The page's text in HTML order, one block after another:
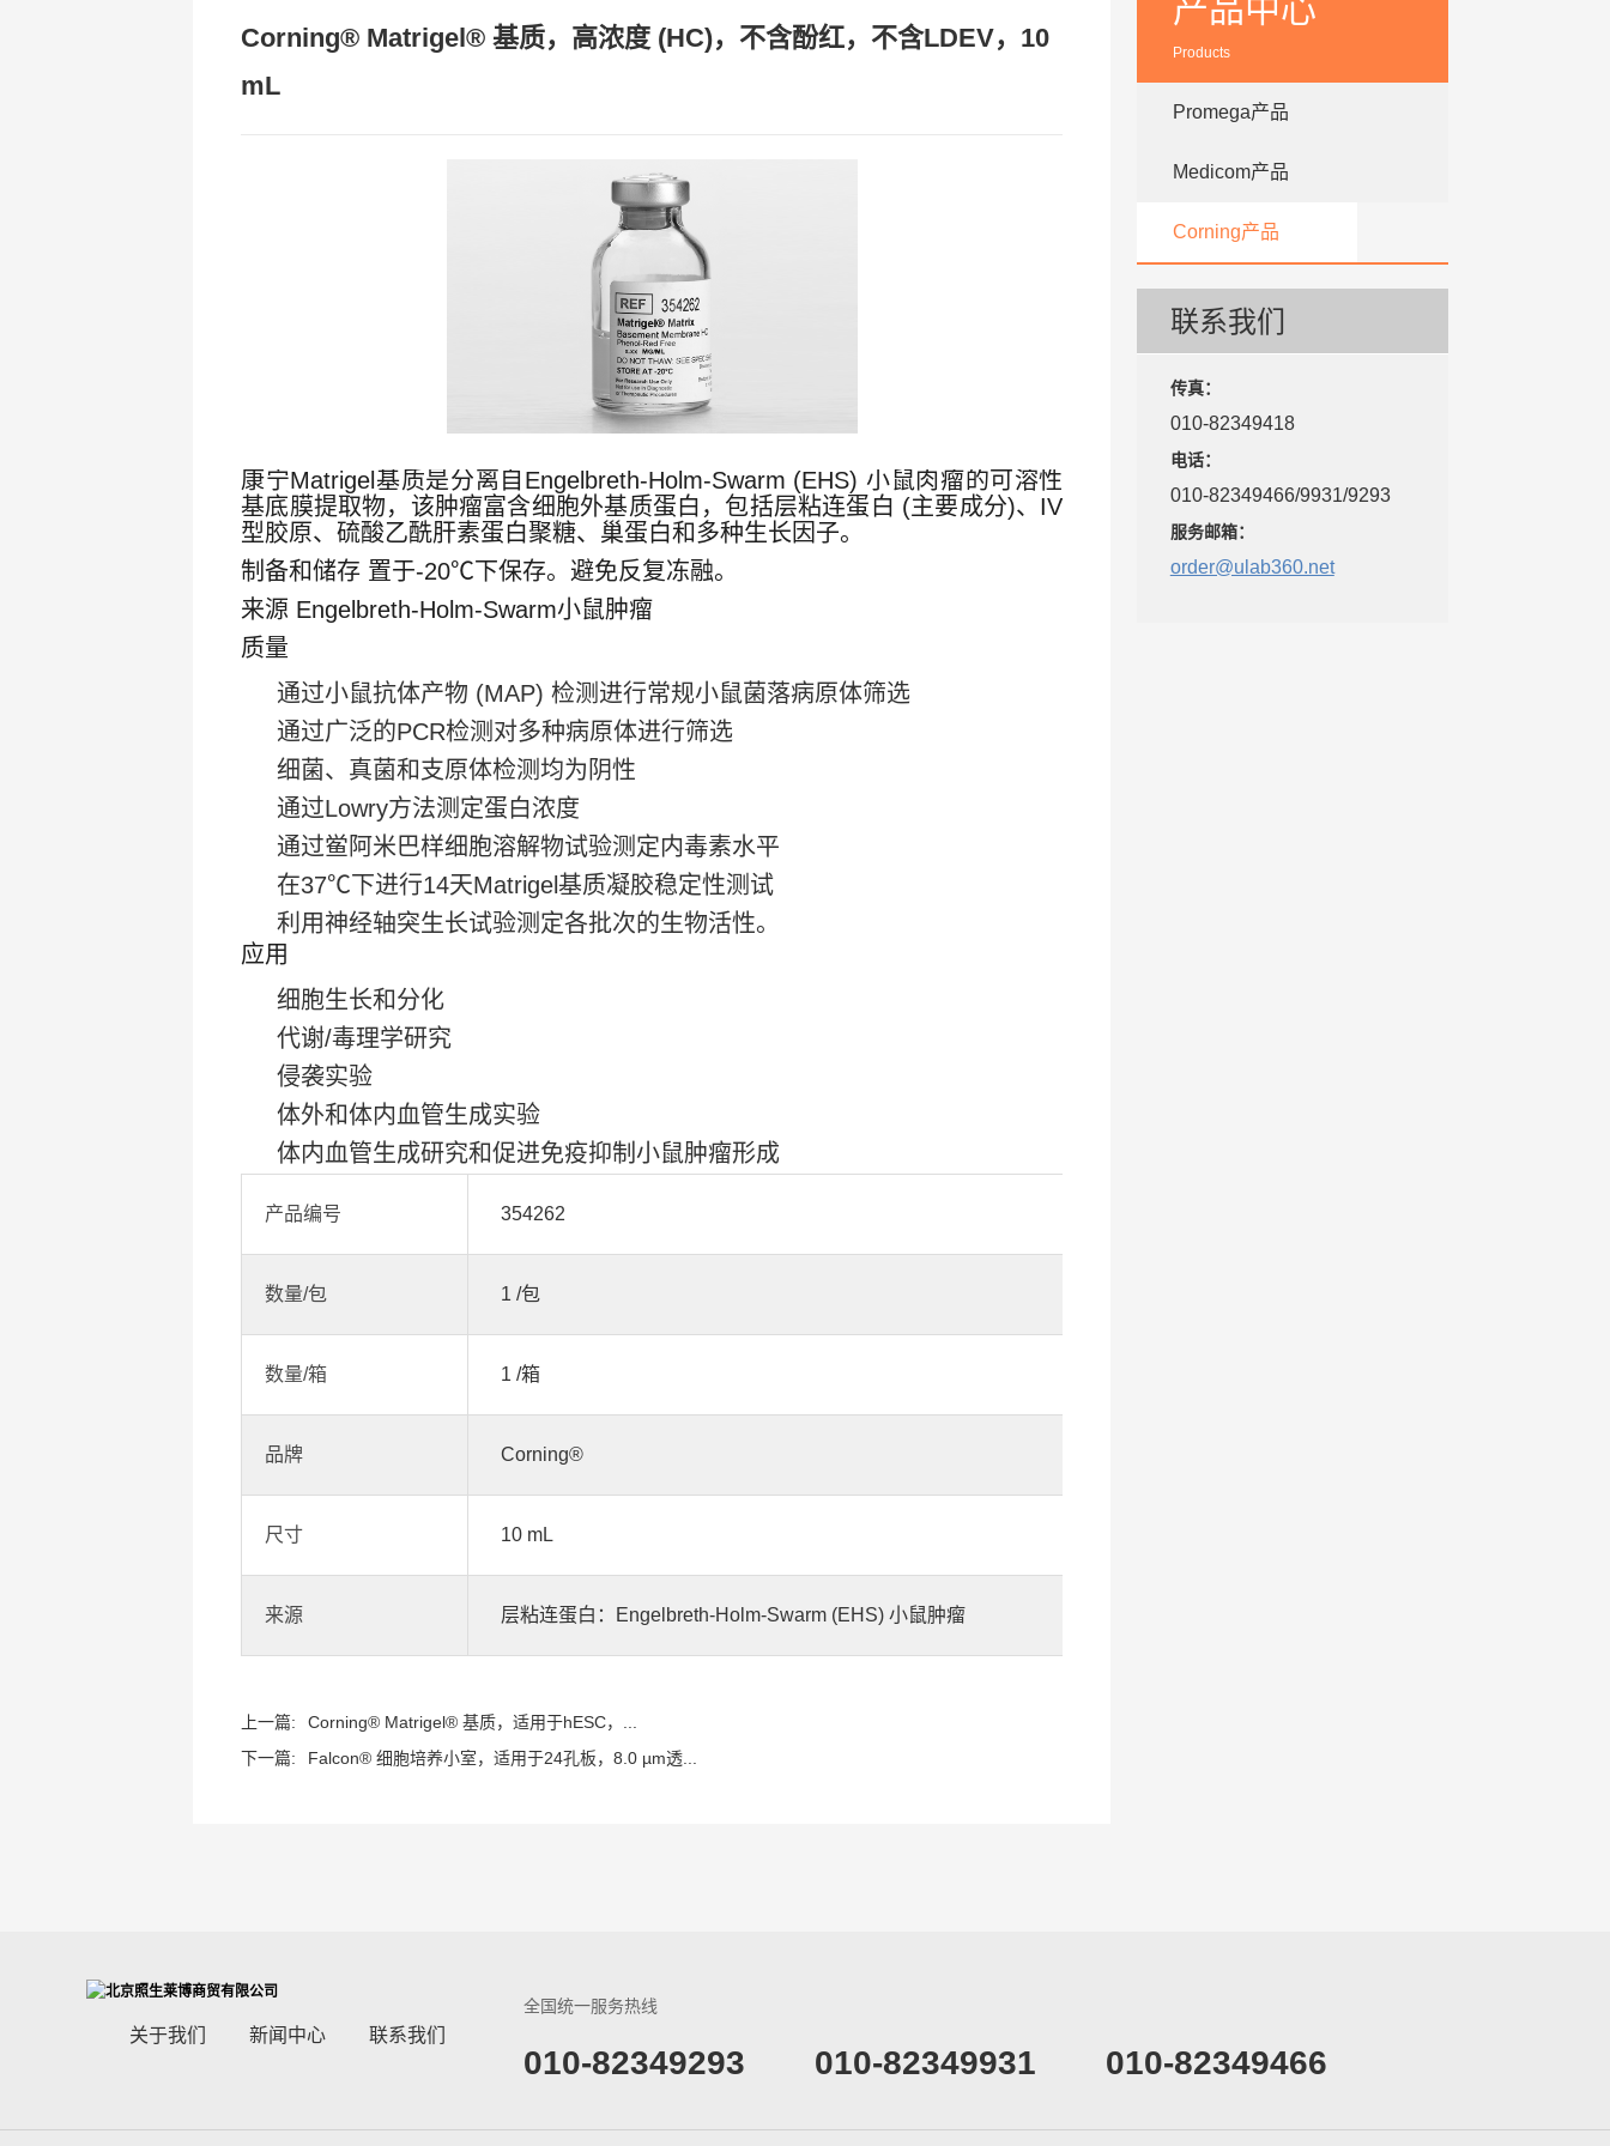
Corning® Matrigel® 基质，高浓度 (HC)，不含酚红，不含LDEV，10
mL
康宁Matrigel基质是分离自Engelbreth-Holm-Swarm (EHS) 小鼠肉瘤的可溶性
基底膜提取物，该肿瘤富含细胞外基质蛋白，包括层粘连蛋白 (主要成分)、IV
型胶原、硫酸乙酰肝素蛋白聚糖、巢蛋白和多种生长因子。
制备和储存 置于-20℃下保存。避免反复冻融。
来源 Engelbreth-Holm-Swarm小鼠肿瘤
质量
通过小鼠抗体产物 (MAP) 检测进行常规小鼠菌落病原体筛选
通过广泛的PCR检测对多种病原体进行筛选
细菌、真菌和支原体检测均为阴性
通过Lowry方法测定蛋白浓度
通过鲎阿米巴样细胞溶解物试验测定内毒素水平
在37℃下进行14天Matrigel基质凝胶稳定性测试
利用神经轴突生长试验测定各批次的生物活性。
应用
细胞生长和分化
代谢/毒理学研究
侵袭实验
体外和体内血管生成实验
体内血管生成研究和促进免疫抑制小鼠肿瘤形成
产品编号 354262
数量/包 1 /包
数量/箱 1 /箱
品牌 Corning®
尺寸 10 mL
来源 层粘连蛋白：Engelbreth-Holm-Swarm (EHS) 小鼠肿瘤
上一篇:
Corning® Matrigel® 基质，适用于hESC，...
下一篇:
Falcon® 细胞培养小室，适用于24孔板，8.0 µm透...
产品中心
Products
Promega产品
Medicom产品
Corning产品
联系我们
传真：
010-82349418
电话：
010-82349466/9931/9293
服务邮箱：
order@ulab360.net
关于我们 新闻中心 联系我们
全国统一服务热线
​010-82349293 010-82349931 010-82349466